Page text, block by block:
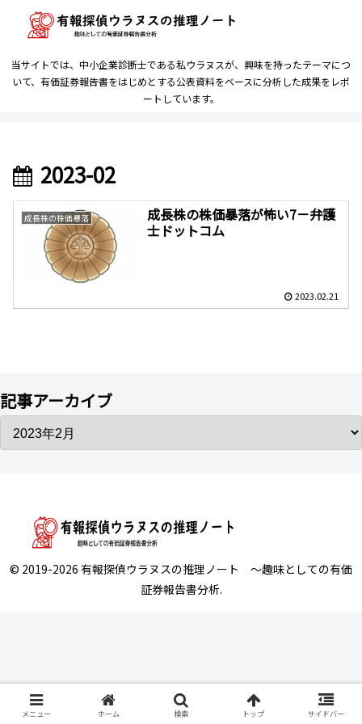
当サイトでは、中小企業診断士である私ウラヌスが、興味を持ったテーマにつ
いて、有価証券報告書をはじめとする公表資料をベースに分析した成果をレポ
ートしています。
2023-02
成長株の株価暴落
成長株の株価暴落が怖い7－弁護
士ドットコム
2023.02.21
記事アーカイブ
© 2019-2026 有報探偵ウラヌスの推理ノート ～趣味としての有価
証券報告書分析.
メニュー ホーム 検索 トップ サイドバー